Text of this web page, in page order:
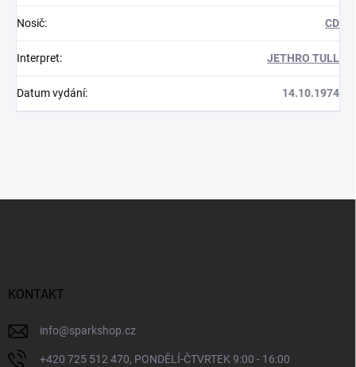
Nosič: CD
Interpret: JETHRO TULL
Datum vydání: 14.10.1974
KONTAKT
info@sparkshop.cz
+420 725 512 470, PONDĚLÍ-ČTVRTEK 9:00 - 16:00